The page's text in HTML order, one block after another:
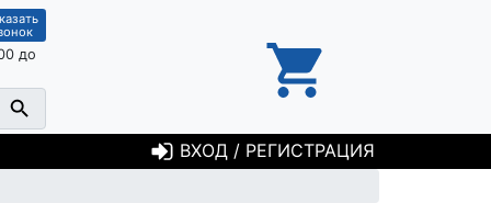
до
ВХОД / РЕГИСТРАЦИЯ